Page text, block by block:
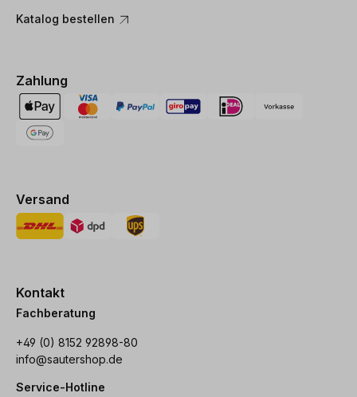
Katalog bestellen
Zahlung
Versand
Kontakt
Fachberatung
+49 (0) 8152 92898-80
info@sautershop.de
Service-Hotline